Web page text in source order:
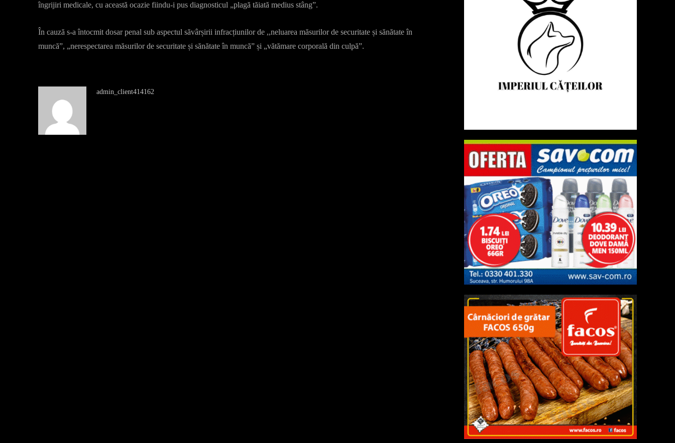
îngrijiri medicale, cu această ocazie fiindu-i pus diagnosticul „plagă tăiată medius stâng”.
În cauză s-a întocmit dosar penal sub aspectul săvârșirii infracțiunilor de ,,neluarea măsurilor de securitate și sănătate în
muncă”, „nerespectarea măsurilor de securitate și sănătate în muncă” și „vătămare corporală din culpă”.
admin_client414162